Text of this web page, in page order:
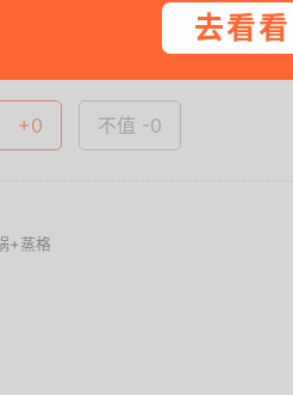
去看
查看完整图文 >
+0 不值 -0
+蒸格